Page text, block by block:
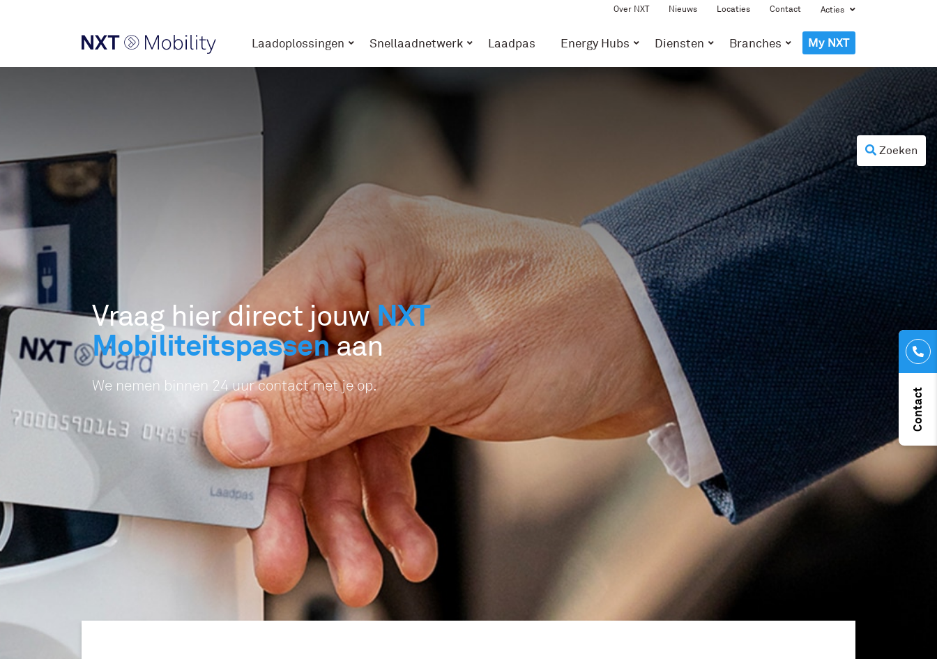
Over NXT Nieuws Locaties Contact Acties
Laadoplossingen Snellaadnetwerk Laadpas Energy Hubs Diensten Branches My NXT
Zoeken
Vraag hier direct jouwNXT
Mobiliteitspassenaan
We nemen binnen 24 uur contact met je op.
Contact